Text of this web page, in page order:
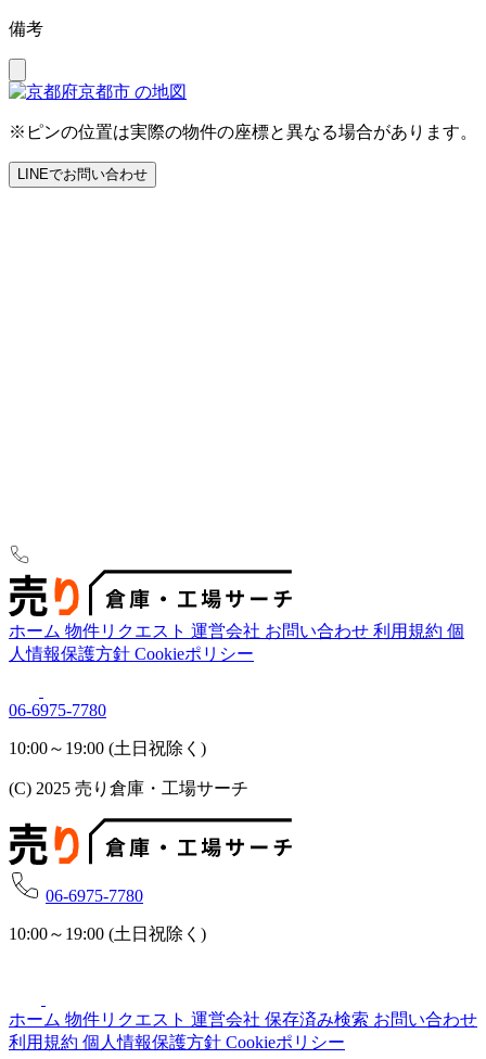
備考
※ピンの位置は実際の物件の座標と異なる場合があります。
LINEでお問い合わせ
ホーム 物件リクエスト 運営会社 お問い合わせ 利用規約 個
人情報保護方針 Cookieポリシー
06-6975-7780
10:00～19:00 (土日祝除く)
(C) 2025 売り倉庫・工場サーチ
06-6975-7780
10:00～19:00 (土日祝除く)
ホーム 物件リクエスト 運営会社 保存済み検索 お問い合わせ
利用規約 個人情報保護方針 Cookieポリシー